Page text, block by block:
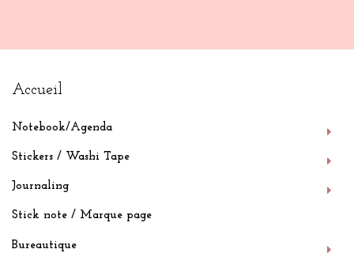
Accueil
Notebook/Agenda
Stickers / Washi Tape
Journaling
Stick note / Marque page
Bureautique